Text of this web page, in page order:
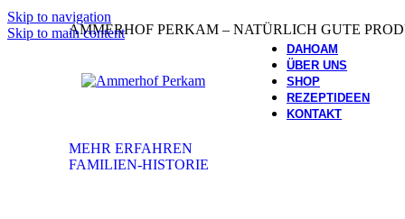
Skip to navigation
Skip to main content
DAHOAM
ÜBER UNS
SHOP
REZEPTIDEEN
KONTAKT
AMMERHOF PERKAM – NATÜRLICH GUTE
Traditions-
MEHR ERFAHREN
FAMILIEN-HISTORIE